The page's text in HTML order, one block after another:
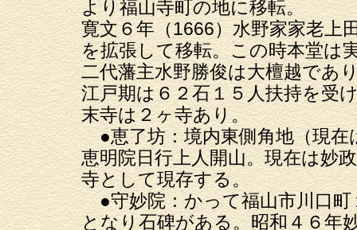
より福山寺町の地に移転。
寛文６年（1666）水野家家老上
を拡張して移転。この時本堂は
二代藩主水野勝俊は大檀越であ
江戸期は６２石１５人扶持を受
末寺は２ヶ寺あり。
●恵了坊：境内東側角地（現在
恵明院日行上人開山。現在は妙
寺として現存する。
●守妙院：かって福山市川口町
となり石碑がある。昭和４６年